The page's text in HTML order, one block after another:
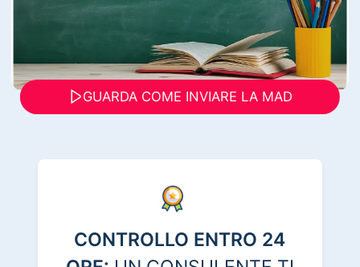
GUARDA COME INVIARE LA MAD
CONTROLLO ENTRO 24